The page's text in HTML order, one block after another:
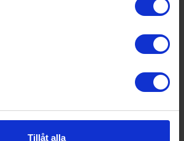
Tillåt alla
i denna kategori